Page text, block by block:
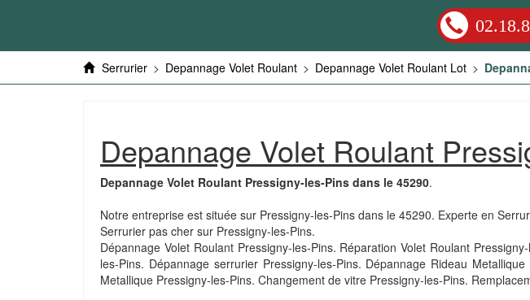
Serrurier > Depannage Volet Roulant > Depannage Volet Roulant Lot >
Depannage Volet Roulant
Depannage Volet Roulant Pressigny-les-Pins dans le 45290.
Notre entreprise est située sur Pressigny-les-Pins dans le 45290. Experte en
Serrurier pas cher sur Pressigny-les-Pins.
Dépannage Volet Roulant Pressigny-les-Pins. Réparation Volet Roulant
les-Pins. Dépannage serrurier Pressigny-les-Pins. Dépannage Rideau
Metallique Pressigny-les-Pins. Changement de vitre Pressigny-les-Pins.